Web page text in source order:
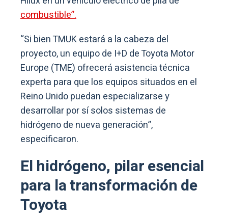
combustible”.
“Si bien TMUK estará a la cabeza del
proyecto, un equipo de I+D de Toyota Motor
Europe (TME) ofrecerá asistencia técnica
experta para que los equipos situados en el
Reino Unido puedan especializarse y
desarrollar por sí solos sistemas de
hidrógeno de nueva generación”,
especificaron.
El hidrógeno, pilar esencial
para la transformación de
Toyota